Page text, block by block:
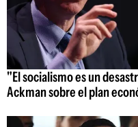
"El socialismo es un
Ackman sobre el plan